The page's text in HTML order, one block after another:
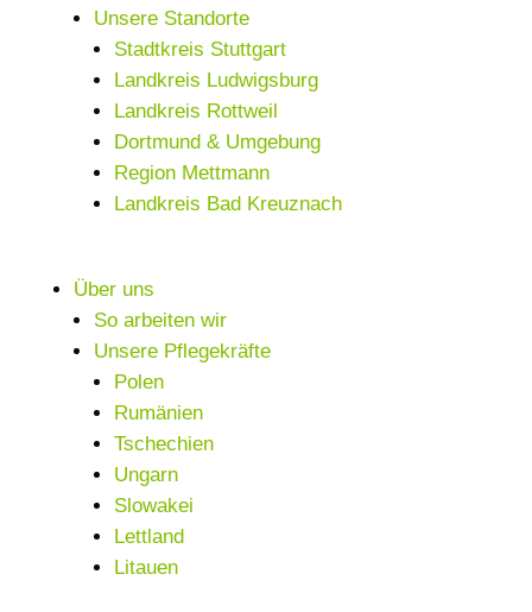
Unsere Standorte
Stadtkreis Stuttgart
Landkreis Ludwigsburg
Landkreis Rottweil
Dortmund & Umgebung
Region Mettmann
Landkreis Bad Kreuznach
Über uns
So arbeiten wir
Unsere Pflegekräfte
Polen
Rumänien
Tschechien
Ungarn
Slowakei
Lettland
Litauen